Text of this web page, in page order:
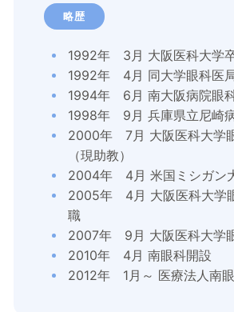
略歴
1992年 3月 大阪医科大学
1992年 4月 同大学眼科医
1994年 6月 南大阪病院眼
1998年 9月 兵庫県立尼崎
2000年 7月 大阪医科大学
（現助教）
2004年 4月 米国ミシガン
2005年 4月 大阪医科大学
職
2007年 9月 大阪医科大学
2010年 4月 南眼科開設
2012年 1月～ 医療法人南